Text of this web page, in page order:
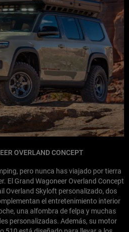
OVERLAND CONCEPT
pero nunca has viajado por tierra
El Grand Wagoneer Overland Concept
Overland Skyloft personalizado, dos
el entretenimiento interior
una alfombra de felpa y muchas
personalizadas. Además, su motor